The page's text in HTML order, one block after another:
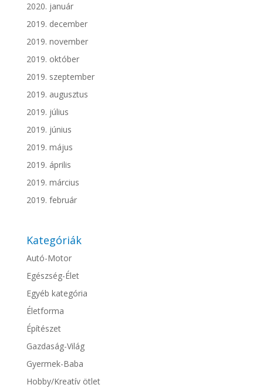
2020. január
2019. december
2019. november
2019. október
2019. szeptember
2019. augusztus
2019. július
2019. június
2019. május
2019. április
2019. március
2019. február
Kategóriák
Autó-Motor
Egészség-Élet
Egyéb kategória
Életforma
Építészet
Gazdaság-Világ
Gyermek-Baba
Hobby/Kreatív ötlet